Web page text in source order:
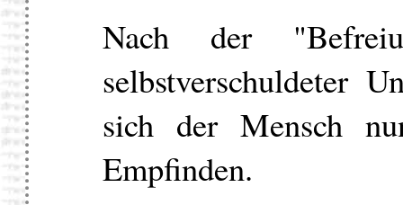
Nach der
selbstverschuldeter
sich der Mensch
Empfinden.